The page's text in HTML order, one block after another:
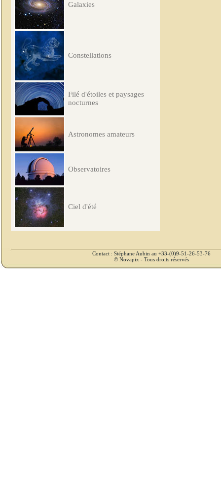
Galaxies
Constellations
Filé d'étoiles et paysages
nocturnes
Astronomes amateurs
Observatoires
Ciel d'été
Contact : Stéphane Aubin au +33-(0)9-51-26-53-76
© Novapix - Tous droits réservés